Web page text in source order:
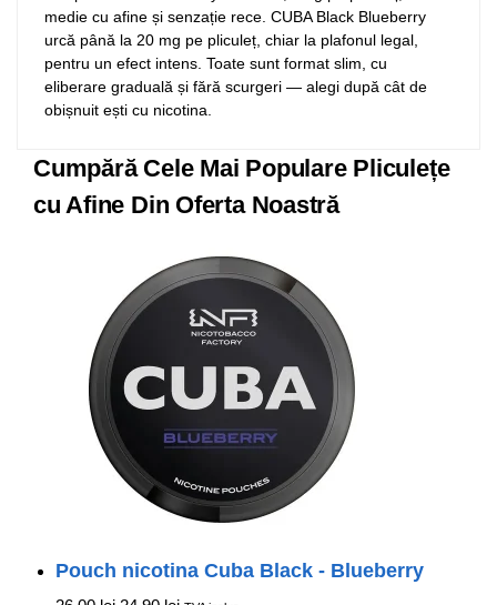
medie cu afine și senzație rece. CUBA Black Blueberry
urcă până la 20 mg pe pliculeț, chiar la plafonul legal,
pentru un efect intens. Toate sunt format slim, cu
eliberare graduală și fără scurgeri — alegi după cât de
obișnuit ești cu nicotina.
Cumpără Cele Mai Populare Pliculețe
cu Afine Din Oferta Noastră
Pouch nicotina Cuba Black - Blueberry